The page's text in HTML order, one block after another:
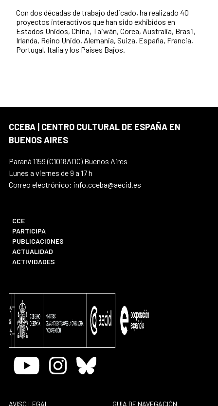
Con dos décadas de trabajo dedicado, ha realizado 40
proyectos interactivos que han sido exhibidos en
Estados Unidos, China, Taiwán, Corea, Australia, Brasil,
Irlanda, Reino Unido, Alemania, Suiza, España, Francia,
Portugal, Italia y los Países Bajos.
CCEBA | CENTRO CULTURAL DE ESPAÑA EN
BUENOS AIRES
Paraná 1159 (C1018ADC) Buenos Aires
Lunes a viernes de 9 a 17 h
Correo electrónico: info.cceba@aecid.es
CCE
PARTICIPA
PUBLICACIONES
ACTUALIDAD
ACTIVIDADES
Youtube InstagramBluesky
AVISO LEGAL GUÍA DE NAVEGACIÓN